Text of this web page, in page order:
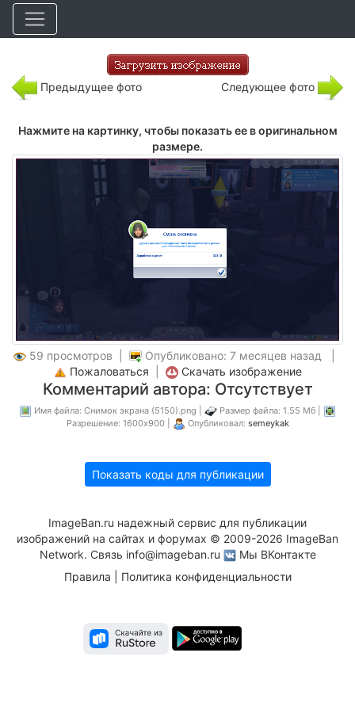
Предыдущее фото Следующее фото
Нажмите на картинку, чтобы показать ее в оригинальном
размере.
59 просмотров |
Опубликовано: 7 месяцев назад |
Пожаловаться
Скачать изображение
Комментарий автора: Отсутствует
Имя файла: Снимок экрана (5150).png |
Размер файла: 1.55 Мб |
Разрешение: 1600x900 |
Опубликовал: semeykak
Показать коды для публикации
ImageBan.ru надежный сервис для публикации
изображений на сайтах и форумах © 2009-2026 ImageBan
Network. Связь info@imageban.ru
Мы ВКонтакте
Правила
Политика конфиденциальности